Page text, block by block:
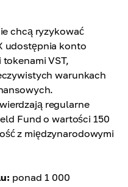
chcą ryzykować
udostępnia konto
VST,
warunkach
regularne
Fund o wartości 150
z międzynarodowymi
ponad 1 000